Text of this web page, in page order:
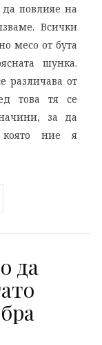
повлияе на
Всички
месо от бута
шунка.
различава от
това тя се
за да
ние я
да